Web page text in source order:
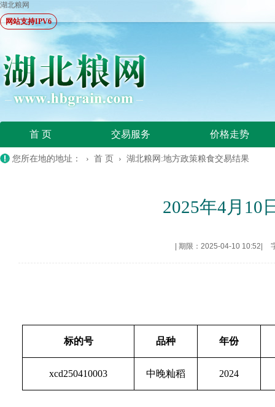
湖北粮网
网站支持IPV6
首 页 交易服务 价格走势
您所在地的地址： › 首 页 › 湖北粮网:地方政策粮食交易结果
2025年4月10
期限：2025-04-10 10:52
标的号 品种 年份
xcd250410003 中晚籼稻 2024